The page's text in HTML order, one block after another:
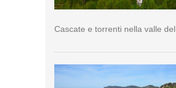
Cascate e torrenti nella valle